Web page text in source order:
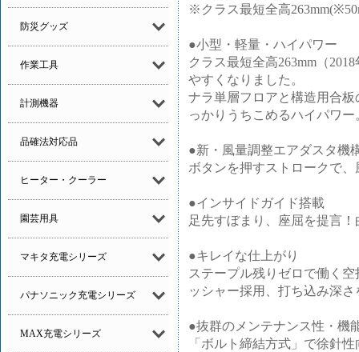
防災グッズ
作業工具
計測機器
品確法対応品
ヒーター・クーラー
園芸用具
マキタ充電シリーズ
パナソニック充電シリーズ
MAX充電シリーズ
※クラス最短全高
●小型・軽量・ハイパワー
クラス最短全高263mm（
やすくなりました。
ナラ単層フロアと構造用合
っかりうちこめるハイパワー
●新・風量調整エアダスタ機
ボタンを押すストロークで
●インサイドガイド搭載
足先すぼまり、座屈を提言
●キレイな仕上がり
ステープル残りゼロで働く
ッシャー採用、打ち込み深
●抜群のメンテナンス性・機
「ボルト締結方式」で徐針